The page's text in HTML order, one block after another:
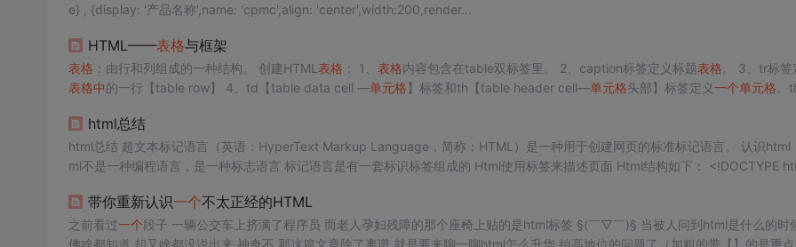
e} , {display: '产品名称',name: 'cpmc',align: 'center',width:200,render...
HTML——表格与框架
表格 ：由行和列组成的一种结构。 创建HTML 表格 ： 1、 表格 内容包含在table双标签里。 2、caption标签定义标题表格
。 3、tr标
表格中 的一行【table row】 4、td【table data cell —单元格】标签和th【table header cell—单元格头部】标签定义一个单元格 。
html总结
html总结 超文本标记语言（英语：HyperText Markup Language，简称：HTML）是一种用于创建网页的标准标记语言。 认识html
ml不是一种编程语言，是一种标志语言 标记语言是有一套标识标签组成的 Html使用标签来描述页面 Html结构如下： <!DOCTYPE
带你重新认识一个不太正经的HTML
之前看过一个段子 一辆公交车上挤满了程序员 而老人孕妇残障的那个座椅上贴的是html标签 §(￣▽￣)§ 当被人问到html是什么的时